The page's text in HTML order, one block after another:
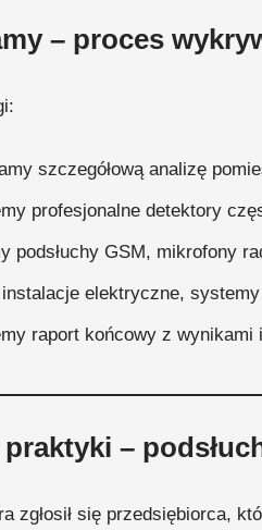
– proces
szczegółową analizę
profesjonalne detektory
podsłuchy GSM, mikrofony
elektryczne,
raport końcowy z
–
zgłosił się przedsiębiorca,